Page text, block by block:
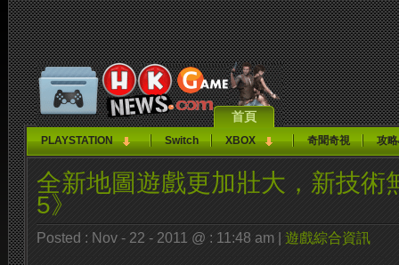
首頁
PLAYSTATION Switch XBOX 奇聞奇視 攻
全新地圖遊戲更加壯大，新技術
5》
Posted : Nov - 22 - 2011 @ : 11:48 am | 遊戲綜合資訊